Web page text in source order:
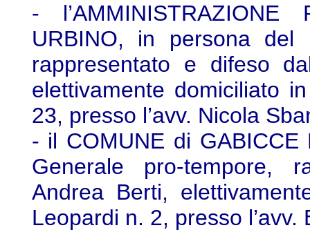
-
URBINO, in persona del
rappresentato e difeso
elettivamente domiciliato
23, presso l’avv. Nicola
- il COMUNE di
Generale pro-tempore,
Andrea Berti,
Leopardi n. 2, presso l’avv.